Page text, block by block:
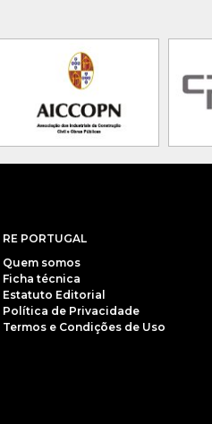
RE PORTUGAL
Quem somos
Ficha técnica
Estatuto Editorial
Política de Privacidade
Termos e Condições de Uso